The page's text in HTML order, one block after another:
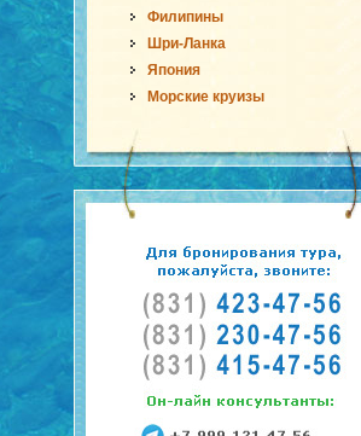
Филипины
Шри-Ланка
Япония
Морские круизы